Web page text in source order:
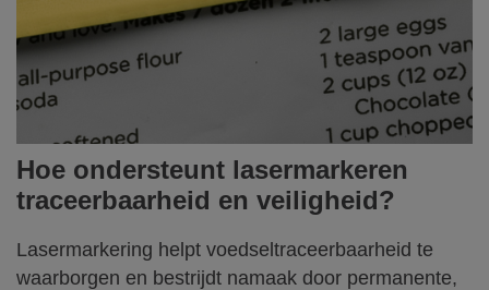
Hoe ondersteunt lasermarkeren
traceerbaarheid en veiligheid?
Lasermarkering helpt voedseltraceerbaarheid te
waarborgen en bestrijdt namaak door permanente,